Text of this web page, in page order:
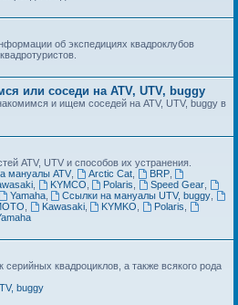
об экспедициях квадроклубов
или соседи на ATV, UTV, buggy
и ищем соседей на ATV, UTV, buggy в
ATV, UTV и способов их устранения.
мануалы ATV, Arctic Cat, BRP,
, KYMCO Polaris Speed Gear
Yamaha, Ссылки на мануалы UTV, buggy
Kawasaki, KYMKO Polaris
серийных квадроциклов, а также всякого рода
buggy